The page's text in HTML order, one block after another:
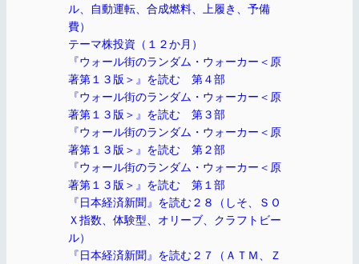
ル、自動運転、合成燃料、上履き、予備
費）
テーマ株投資（１２か月）
『ウォール街のランダム・ウォーカー＜原
著第１３版＞』を読む 第４部
『ウォール街のランダム・ウォーカー＜原
著第１３版＞』を読む 第３部
『ウォール街のランダム・ウォーカー＜原
著第１３版＞』を読む 第２部
『ウォール街のランダム・ウォーカー＜原
著第１３版＞』を読む 第１部
『日本経済新聞』を読む２８（しそ、ＳＯ
Ｘ指数、体験型、オリーブ、クラフトビー
ル）
『日本経済新聞』を読む２７（ＡＴＭ、Ｚ